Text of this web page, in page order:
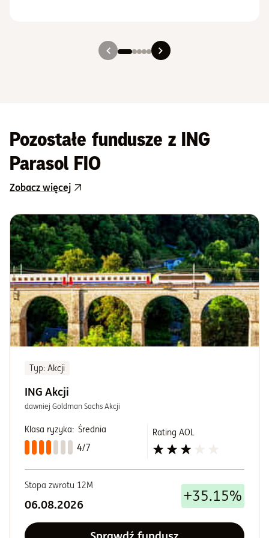
Slajd 1
Slajd 2
Slajd 3
Slajd 4
Slajd 5
Pozostałe fundusze z ING
Parasol FIO
Zobacz więcej
Typ: Akcji
ING Akcji
dawniej Goldman Sachs Akcji
Klasa ryzyka: Średnia
4/7
Rating AOL
Stopa zwrotu 12M
06.08.2026 +35.15%